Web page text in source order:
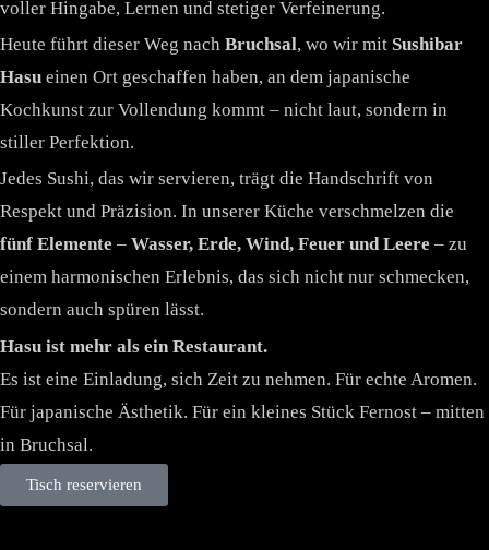
voller Hingabe, Lernen und stetiger Verfeinerung.
Heute führt dieser Weg nach Bruchsal, wo wir mit Sushibar
Hasu einen Ort geschaffen haben, an dem japanische
Kochkunst zur Vollendung kommt – nicht laut, sondern in
stiller Perfektion.
Jedes Sushi, das wir servieren, trägt die Handschrift von
Respekt und Präzision. In unserer Küche verschmelzen die
fünf Elemente – Wasser, Erde, Wind, Feuer und Leere – zu
einem harmonischen Erlebnis, das sich nicht nur schmecken,
sondern auch spüren lässt.
Hasu ist mehr als ein Restaurant.
Es ist eine Einladung, sich Zeit zu nehmen. Für echte Aromen.
Für japanische Ästhetik. Für ein kleines Stück Fernost – mitten
in Bruchsal.
Tisch reservieren